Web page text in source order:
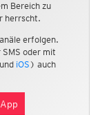
Bereich zu
herrscht.
erfolgen.
oder mit
und iOS ) auch